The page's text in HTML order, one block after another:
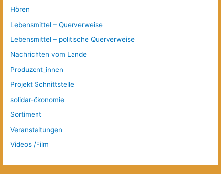
Hören
Lebensmittel – Querverweise
Lebensmittel – politische Querverweise
Nachrichten vom Lande
Produzent_innen
Projekt Schnittstelle
solidar-ökonomie
Sortiment
Veranstaltungen
Videos /Film